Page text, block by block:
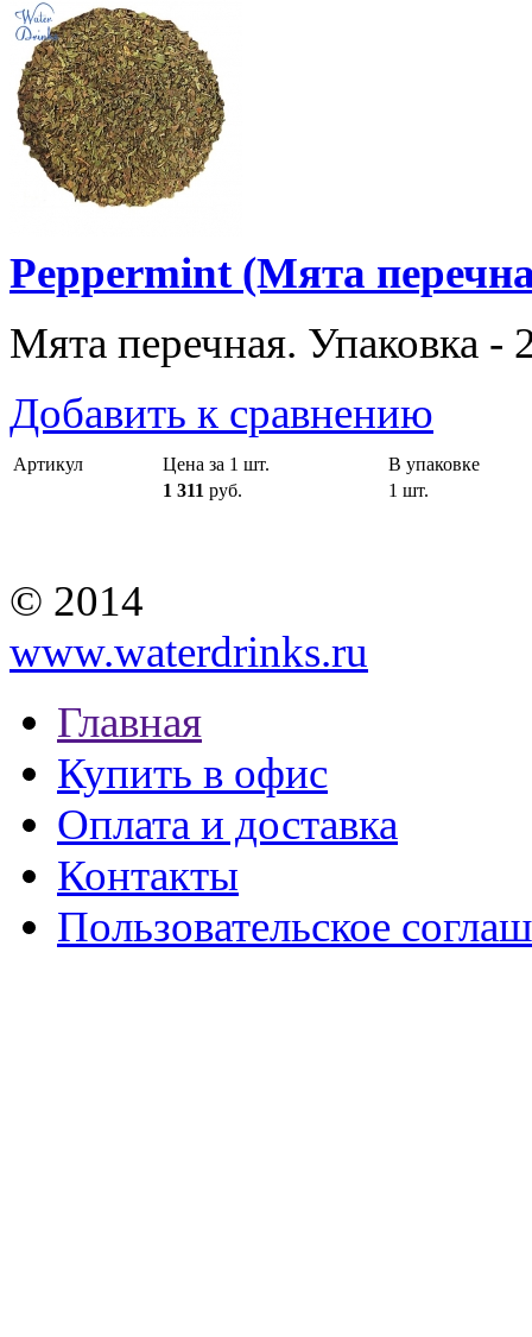
Peppermint (Мята
Мята перечная. Упаковка -
Добавить к сравнению
Артикул Цена за 1 шт.
В упаковке
1 311 руб. 1 шт.
© 2014
www.waterdrinks.ru
Главная
Купить в офис
Оплата и доставка
Контакты
Пользовательское